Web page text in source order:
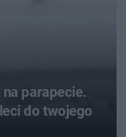
parapecie.
do twojego